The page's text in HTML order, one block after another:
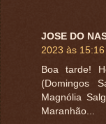
JOSE DO
2023 às 15:16
Boa tarde!
(Domingos
Magnólia
Maranhão...